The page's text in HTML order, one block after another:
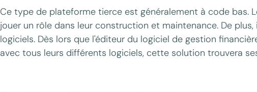
Ce type de plateforme tierce est généralement à code bas.
jouer un rôle dans leur construction et maintenance. De
logiciels. Dès lors que l'éditeur du logiciel de gestion
avec tous leurs différents logiciels, cette solution trouvera